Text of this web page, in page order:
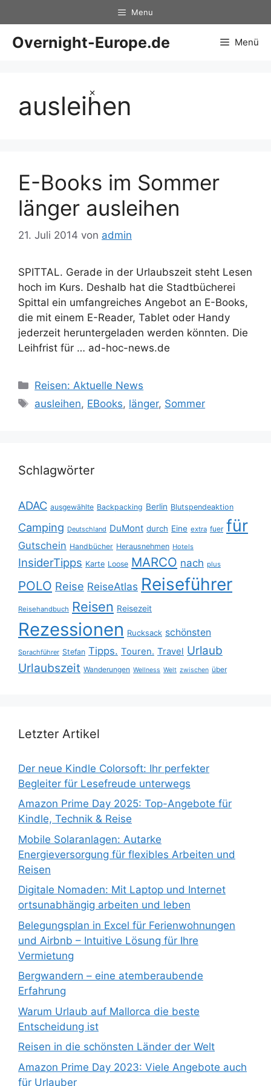
×
Inhalt
springen
Menu
Overnight-Europe.de Menü
ausleihen
E-Books im Sommer
länger ausleihen
21. Juli 2014 von admin
SPITTAL. Gerade in der Urlaubszeit steht Lesen
hoch im Kurs. Deshalb hat die Stadtbücherei
Spittal ein umfangreiches Angebot an E-Books,
die mit einem E-Reader, Tablet oder Handy
jederzeit heruntergeladen werden könnten. Die
Leihfrist für … ad-hoc-news.de
Kategorien
Reisen: Aktuelle News
Schlagwörter
ausleihen, EBooks, länger, Sommer
Schlagwörter
ADAC ausgewählte Backpacking Berlin Blutspendeaktion
Camping Deutschland DuMont durch Eine extra fuer für
Gutschein Handbücher Herausnehmen Hotels
InsiderTipps Karte Loose MARCO nach plus
POLO Reise ReiseAtlas Reiseführer
Reisehandbuch Reisen Reisezeit
Rezessionen Rucksack schönsten
Sprachführer Stefan Tipps. Touren. Travel Urlaub
Urlaubszeit Wanderungen Wellness Welt zwischen über
Letzter Artikel
Der neue Kindle Colorsoft: Ihr perfekter
Begleiter für Lesefreude unterwegs
Amazon Prime Day 2025: Top-Angebote für
Kindle, Technik & Reise
Mobile Solaranlagen: Autarke
Energieversorgung für flexibles Arbeiten und
Reisen
Digitale Nomaden: Mit Laptop und Internet
ortsunabhängig arbeiten und leben
Belegungsplan in Excel für Ferienwohnungen
und Airbnb – Intuitive Lösung für Ihre
Vermietung
Bergwandern – eine atemberaubende
Erfahrung
Warum Urlaub auf Mallorca die beste
Entscheidung ist
Reisen in die schönsten Länder der Welt
Amazon Prime Day 2023: Viele Angebote auch
für Urlauber